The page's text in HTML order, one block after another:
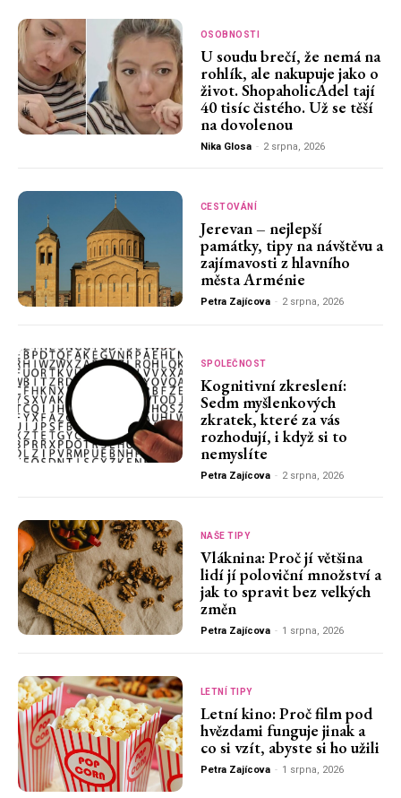
OSOBNOSTI
U soudu brečí, že nemá na
rohlík, ale nakupuje jako o
život. ShopaholicAdel tají
40 tisíc čistého. Už se těší
na dovolenou
Nika Glosa - 2 srpna, 2026
CESTOVÁNÍ
Jerevan – nejlepší
památky, tipy na návštěvu a
zajímavosti z hlavního
města Arménie
Petra Zajícova - 2 srpna, 2026
SPOLEČNOST
Kognitivní zkreslení:
Sedm myšlenkových
zkratek, které za vás
rozhodují, i když si to
nemyslíte
Petra Zajícova - 2 srpna, 2026
NAŠE TIPY
Vláknina: Proč jí většina
lidí jí poloviční množství a
jak to spravit bez velkých
změn
Petra Zajícova - 1 srpna, 2026
LETNÍ TIPY
Letní kino: Proč film pod
hvězdami funguje jinak a
co si vzít, abyste si ho užili
Petra Zajícova - 1 srpna, 2026